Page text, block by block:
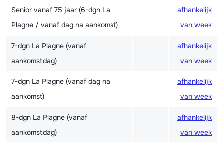
Senior vanaf 75 jaar (6-dgn La
Plagne / vanaf dag na aankomst)
afhankelijk
van week
7-dgn La Plagne (vanaf
aankomstdag)
afhankelijk
van week
7-dgn La Plagne (vanaf dag na
aankomst)
afhankelijk
van week
8-dgn La Plagne (vanaf
aankomstdag)
afhankelijk
van week